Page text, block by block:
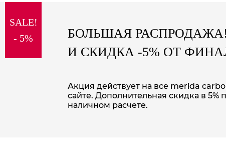
special price
SALE!
- 5%
БОЛЬШАЯ РАСПРОДАЖА!
И СКИДКА -5% ОТ
Акция действует на все merida
сайте. Дополнительная скидка в 5%
наличном расчете.